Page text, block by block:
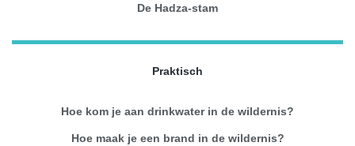
De Hadza-stam
Praktisch
Hoe kom je aan drinkwater in de wildernis?
Hoe maak je een brand in de wildernis?